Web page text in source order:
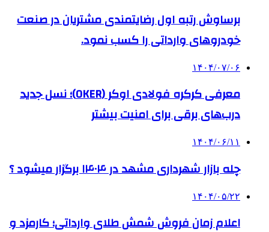
برساوش رتبه اول رضایتمندی مشتریان در صنعت
خودروهای وارداتی را کسب نمود.
۱۴۰۴/۰۷/۰۶
معرفی کرکره فولادی اوکر (OKER)؛ نسل جدید
درب‌های برقی برای امنیت بیشتر
۱۴۰۴/۰۶/۱۱
چله بازار شهرداری مشهد در ۱۴۰۴ برگزار میشود ؟
۱۴۰۴/۰۵/۲۲
اعلام زمان فروش شمش طلای وارداتی؛ کارمزد و